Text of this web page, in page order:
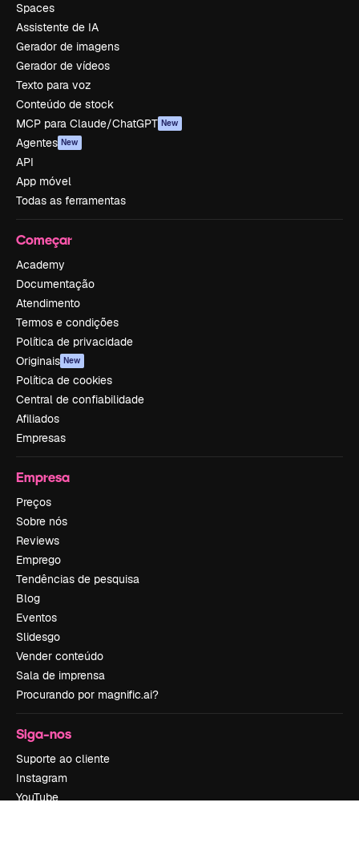
Spaces
Assistente de IA
Gerador de imagens
Gerador de vídeos
Texto para voz
Conteúdo de stock
MCP para Claude/ChatGPT New
Agentes New
API
App móvel
Todas as ferramentas
Começar
Academy
Documentação
Atendimento
Termos e condições
Política de privacidade
Originais New
Política de cookies
Central de confiabilidade
Afiliados
Empresas
Empresa
Preços
Sobre nós
Reviews
Emprego
Tendências de pesquisa
Blog
Eventos
Slidesgo
Vender conteúdo
Sala de imprensa
Procurando por magnific.ai?
Siga-nos
Suporte ao cliente
Instagram
YouTube